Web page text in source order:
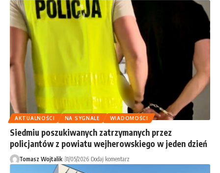
AKTUALNOŚCI NA SYGNALE WIADOMOŚCI
Siedmiu poszukiwanych zatrzymanych przez
policjantów z powiatu wejherowskiego w jeden dzień
Tomasz Wojtalik 31/05/2026 Dodaj komentarz